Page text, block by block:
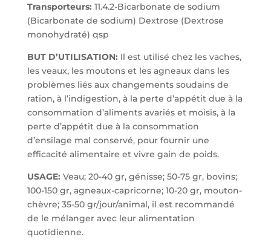
Transporteurs: 11.4.2-Bicarbonate de sodium
(Bicarbonate de sodium) Dextrose (Dextrose
monohydraté) qsp
BUT D’UTILISATION: Il est utilisé chez les vaches,
les veaux, les moutons et les agneaux dans les
problèmes liés aux changements soudains de
ration, à l’indigestion, à la perte d’appétit due à la
consommation d’aliments avariés et moisis, à la
perte d’appétit due à la consommation
d’ensilage mal conservé, pour fournir une
efficacité alimentaire et vivre gain de poids.
USAGE: Veau; 20-40 gr, génisse; 50-75 gr, bovins;
100-150 gr, agneaux-capricorne; 10-20 gr, mouton-
chèvre; 35-50 gr/jour/animal, il est recommandé
de le mélanger avec leur alimentation
quotidienne.